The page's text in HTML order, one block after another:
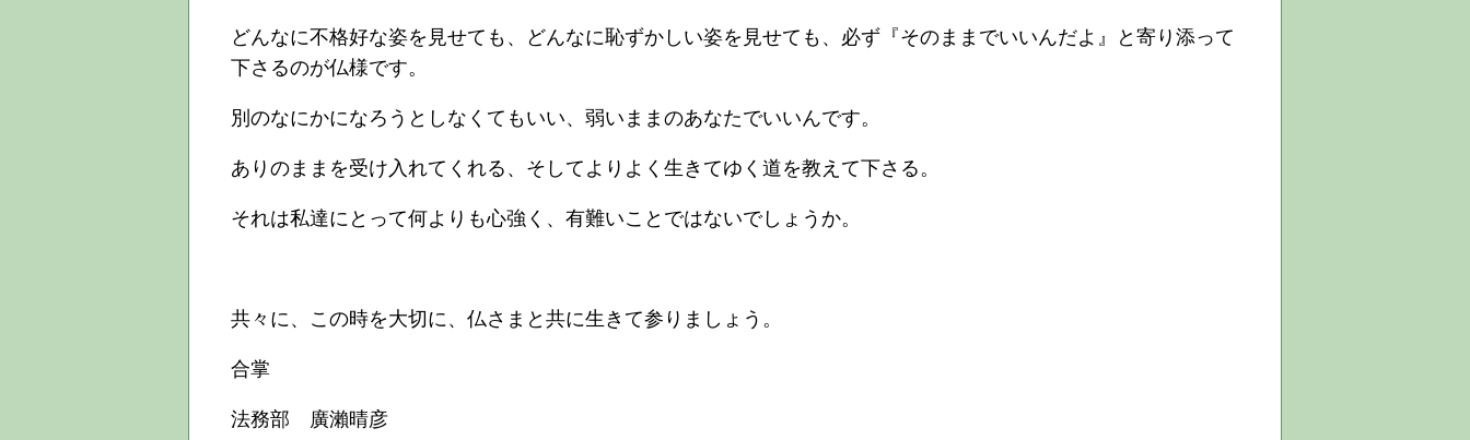
どんなに不格好な姿を見せても、どんなに恥ずかしい姿を見せても、必ず『そのままでいいんだよ』と寄り添って
下さるのが仏様です。
別のなにかになろうとしなくてもいい、弱いままのあなたでいいんです。
ありのままを受け入れてくれる、そしてよりよく生きてゆく道を教えて下さる。
それは私達にとって何よりも心強く、有難いことではないでしょうか。
共々に、この時を大切に、仏さまと共に生きて参りましょう。
合掌
法務部 廣瀨晴彦